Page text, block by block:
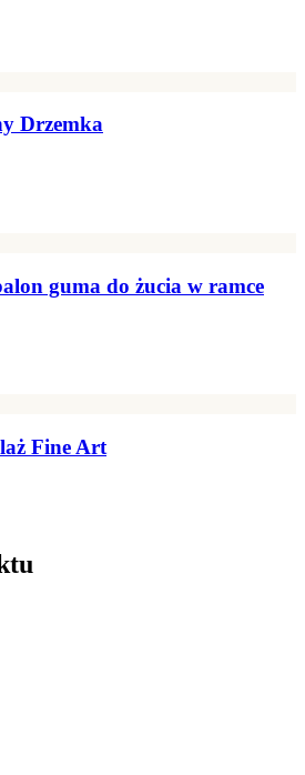
Drzemka
guma do żucia w ramce
Fine Art